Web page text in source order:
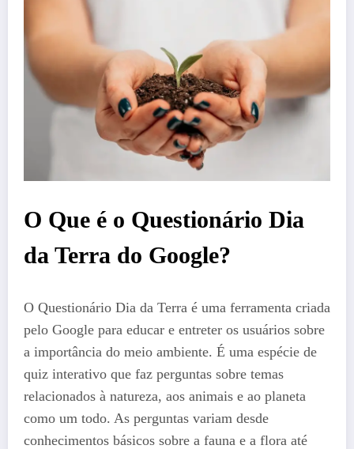
O Que é o Questionário Dia
da Terra do Google?
O Questionário Dia da Terra é uma ferramenta criada
pelo Google para educar e entreter os usuários sobre
a importância do meio ambiente. É uma espécie de
quiz interativo que faz perguntas sobre temas
relacionados à natureza, aos animais e ao planeta
como um todo. As perguntas variam desde
conhecimentos básicos sobre a fauna e a flora até